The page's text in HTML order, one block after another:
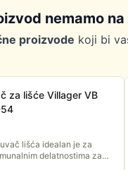
nemamo
proizvode koji bi
za lišće Villager VB
lišća idealan je za
delatnostima za